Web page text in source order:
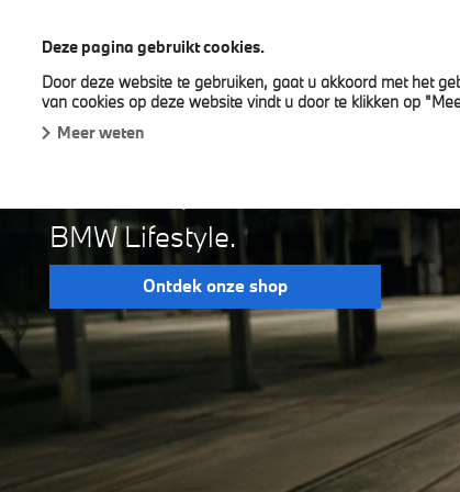
Deze pagina gebruikt cookies.
Door deze website te gebruiken, gaat u akkoord met het
van cookies op deze website vindt u door te klikken op
Meer weten
Nieuwe wagens Snel leverbare wagens
BMW Tanghe
BMW Lifestyle.
Ontdek onze shop